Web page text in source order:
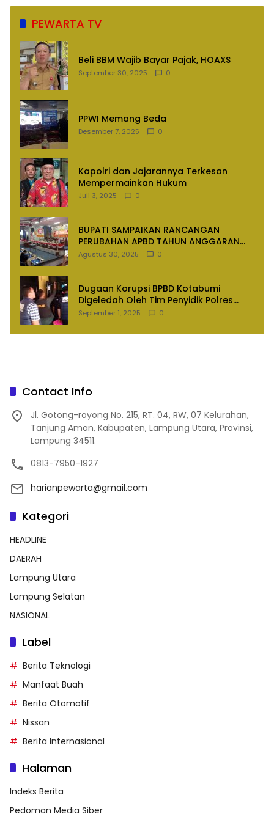
PEWARTA TV
Beli BBM Wajib Bayar Pajak, HOAXS
September 30, 2025 0
PPWI Memang Beda
Desember 7, 2025 0
Kapolri dan Jajarannya Terkesan
Mempermainkan Hukum
Juli 3, 2025 0
BUPATI SAMPAIKAN RANCANGAN
PERUBAHAN APBD TAHUN ANGGARAN
2025
Agustus 30, 2025 0
Dugaan Korupsi BPBD Kotabumi
Digeledah Oleh Tim Penyidik Polres
Lampung Utara
September 1, 2025 0
Contact Info
Jl. Gotong-royong No. 215, RT. 04, RW, 07 Kelurahan,
Tanjung Aman, Kabupaten, Lampung Utara, Provinsi,
Lampung 34511.
0813-7950-1927
harianpewarta@gmail.com
Kategori
HEADLINE
DAERAH
Lampung Utara
Lampung Selatan
NASIONAL
Label
Berita Teknologi
Manfaat Buah
Berita Otomotif
Nissan
Berita Internasional
Halaman
Indeks Berita
Pedoman Media Siber